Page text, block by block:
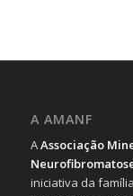
A AMANF
AAssociação
iniciativa da